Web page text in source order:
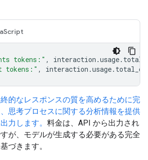
tokens:" , interaction .usage.
tokens:" , interaction .usage.
的なレスポンスの質を高めるために完
思考プロセスに関する分析情報を提供
力します。 料金は、API から出力され
が、モデルが生成する必要がある完全
づきます。